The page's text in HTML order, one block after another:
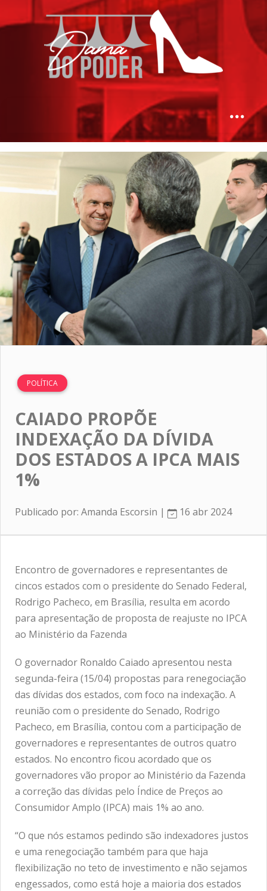
POLÍTICA
CAIADO PROPÕE
INDEXAÇÃO DA DÍVIDA
DOS ESTADOS A IPCA MAIS
1%
Publicado por: Amanda Escorsin | 16 abr 2024
Encontro de governadores e representantes de
cincos estados com o presidente do Senado Federal,
Rodrigo Pacheco, em Brasília, resulta em acordo
para apresentação de proposta de reajuste no IPCA
ao Ministério da Fazenda
O governador Ronaldo Caiado apresentou nesta
segunda-feira (15/04) propostas para renegociação
das dívidas dos estados, com foco na indexação. A
reunião com o presidente do Senado, Rodrigo
Pacheco, em Brasília, contou com a participação de
governadores e representantes de outros quatro
estados. No encontro ficou acordado que os
governadores vão propor ao Ministério da Fazenda
a correção das dívidas pelo Índice de Preços ao
Consumidor Amplo (IPCA) mais 1% ao ano.
“O que nós estamos pedindo são indexadores justos
e uma renegociação também para que haja
flexibilização no teto de investimento e não sejamos
engessados, como está hoje a maioria dos estados